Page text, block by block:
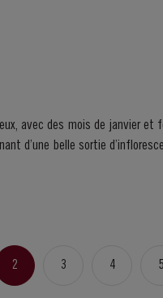
avec des mois de janvier et
Le froid et la pluie persistent
2 3 4 5